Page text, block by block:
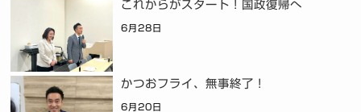
これからがスタート！国政復帰へ
6月28日
かつおフライ、無事終了！
6月20日